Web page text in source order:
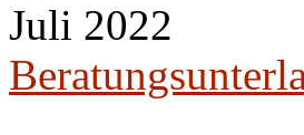
Juli 2022